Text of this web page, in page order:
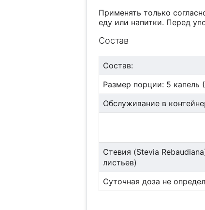
Применять только
еду или напитки. Перед
Состав
Состав:
Размер порции: 5 капель
Обслуживание в
Стевия (Stevia
листьев)
Суточная доза не